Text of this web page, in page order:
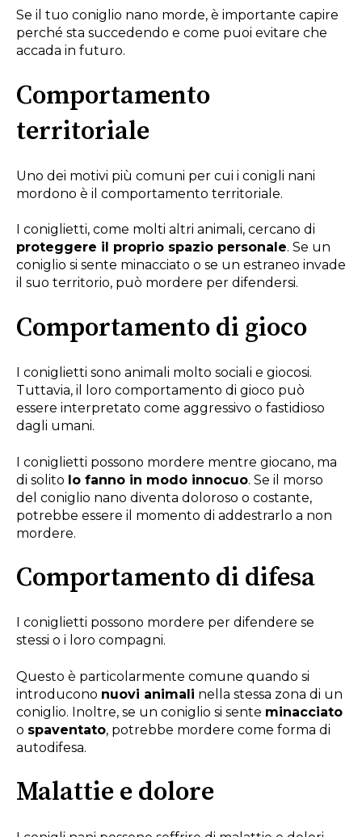
Se il tuo coniglio nano morde, è importante capire
perché sta succedendo e come puoi evitare che
accada in futuro.
Comportamento
territoriale
Uno dei motivi più comuni per cui i conigli nani
mordono è il comportamento territoriale.
I coniglietti, come molti altri animali, cercano di
proteggere il proprio spazio personale. Se un
coniglio si sente minacciato o se un estraneo invade
il suo territorio, può mordere per difendersi.
Comportamento di gioco
I coniglietti sono animali molto sociali e giocosi.
Tuttavia, il loro comportamento di gioco può
essere interpretato come aggressivo o fastidioso
dagli umani.
I coniglietti possono mordere mentre giocano, ma
di solito lo fanno in modo innocuo. Se il morso
del coniglio nano diventa doloroso o costante,
potrebbe essere il momento di addestrarlo a non
mordere.
Comportamento di difesa
I coniglietti possono mordere per difendere se
stessi o i loro compagni.
Questo è particolarmente comune quando si
introducono nuovi animali nella stessa zona di un
coniglio. Inoltre, se un coniglio si sente minacciato
o spaventato, potrebbe mordere come forma di
autodifesa.
Malattie e dolore